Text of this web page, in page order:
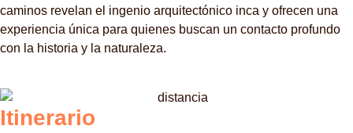
caminos revelan el ingenio arquitectónico inca y ofrecen una
experiencia única para quienes buscan un contacto profundo
con la historia y la naturaleza.
Itinerario